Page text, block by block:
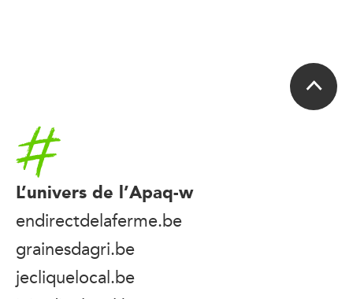
Accueil
L’univers de l’Apaq-w
endirectdelaferme.be
grainesdagri.be
jecliquelocal.be